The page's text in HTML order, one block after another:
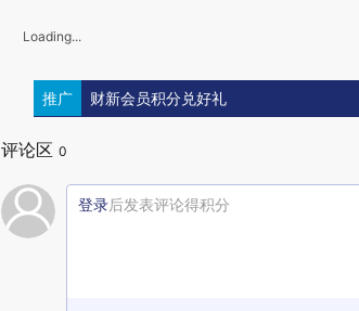
Loading...
推广 财新会员积分兑好礼
评论区 0
登录后发表评论得积分